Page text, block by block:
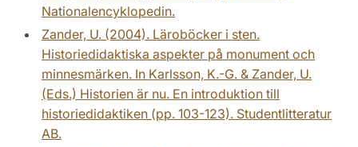
Nationalencyklopedin.
Zander, U. (2004). Läroböcker i sten.
Historiedidaktiska aspekter på monument och
minnesmärken. In Karlsson, K.-G. & Zander, U.
(Eds.) Historien är nu. En introduktion till
historiedidaktiken (pp. 103-123). Studentlitteratur
AB.